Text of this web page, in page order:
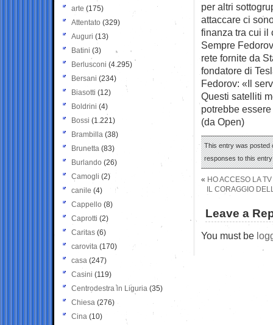
per altri
attaccare ci
finanza tra cui il
Sempre
rete fornite da
fondatore di
Fedorov: «Il
Questi satelliti
potrebbe
(da Open)
This entry was posted
responses to this
« HO ACCESO LA
IL CORAGGIO
Leave a
You must be
arte (175)
Attentato (329)
Auguri (13)
Batini (3)
Berlusconi (4.295)
Bersani (234)
Biasotti (12)
Boldrini (4)
Bossi (1.221)
Brambilla (38)
Brunetta (83)
Burlando (26)
Camogli (2)
canile (4)
Cappello (8)
Caprotti (2)
Caritas (6)
carovita (170)
casa (247)
Casini (119)
Centrodestra in Liguria (35)
Chiesa (276)
Cina (10)